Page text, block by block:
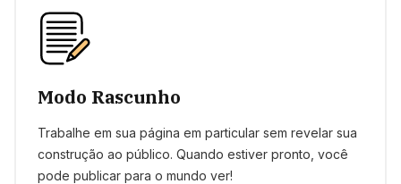
Modo Rascunho
Trabalhe em sua página em particular sem revelar sua
construção ao público. Quando estiver pronto, você
pode publicar para o mundo ver!